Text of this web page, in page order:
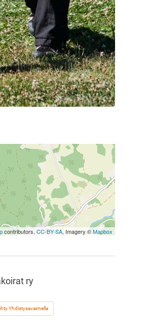
contributors,CC-BY-SA, Imagery ©Mapbox
ry
Yhdistysavaimella